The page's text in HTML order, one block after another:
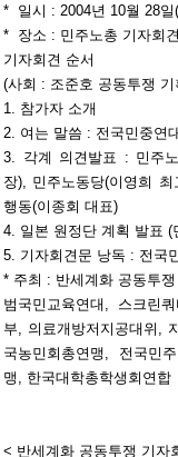
* 일시 : 2004년 10월 28일
* 장소 : 민주노총 기자회
기자회견 순서
(사회 : 조준호 공동투쟁
1. 참가자 소개
2. 여는 말씀 : 전국민중연
3. 각계 의견발표 : 민주
장), 민주노동당(이영희
행동(이종회 대표)
4. 일본 원정단 계획 발표
5. 기자회견문 낭독 : 전국
* 주최 : 반세계화 공동투
범국민교육연대, 스크린
부, 의료개방저지공대위,
국농민회총연맹, 전국민
맹, 한국대학총학생회연합
< 반세계화 공동투쟁 기자